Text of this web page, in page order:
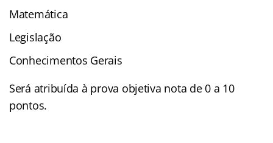
Matemática
Legislação
Conhecimentos Gerais
Será atribuída à prova objetiva nota de 0 a 10
pontos.